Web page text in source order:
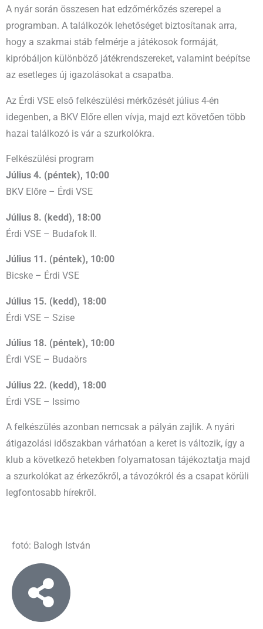
A nyár során összesen hat edzőmérkőzés szerepel a
programban. A találkozók lehetőséget biztosítanak arra,
hogy a szakmai stáb felmérje a játékosok formáját,
kipróbáljon különböző játékrendszereket, valamint beépítse
az esetleges új igazolásokat a csapatba.
Az Érdi VSE első felkészülési mérkőzését július 4-én
idegenben, a BKV Előre ellen vívja, majd ezt követően több
hazai találkozó is vár a szurkolókra.
Felkészülési program
Július 4. (péntek), 10:00
BKV Előre – Érdi VSE
Július 8. (kedd), 18:00
Érdi VSE – Budafok II.
Július 11. (péntek), 10:00
Bicske – Érdi VSE
Július 15. (kedd), 18:00
Érdi VSE – Szise
Július 18. (péntek), 10:00
Érdi VSE – Budaörs
Július 22. (kedd), 18:00
Érdi VSE – Issimo
A felkészülés azonban nemcsak a pályán zajlik. A nyári
átigazolási időszakban várhatóan a keret is változik, így a
klub a következő hetekben folyamatosan tájékoztatja majd
a szurkolókat az érkezőkről, a távozókról és a csapat körüli
legfontosabb hírekről.
fotó: Balogh István